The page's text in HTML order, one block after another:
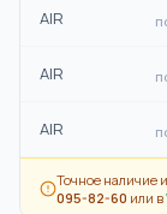
AIR
AIR
AIR
Точное наличие
095-82-60 или в